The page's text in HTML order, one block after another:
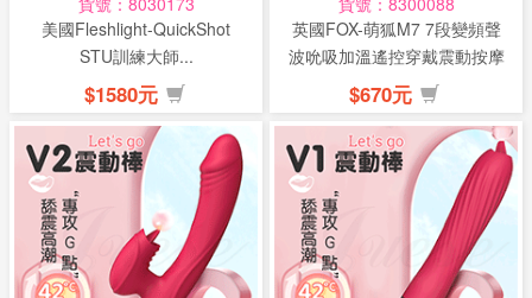
美國Fleshlight-QuickShot
STU訓練大師...
$1580元
英國FOX-萌狐M7 7段變頻聲
波吮吸加溫遙控穿戴震動按摩
棒...
$670元